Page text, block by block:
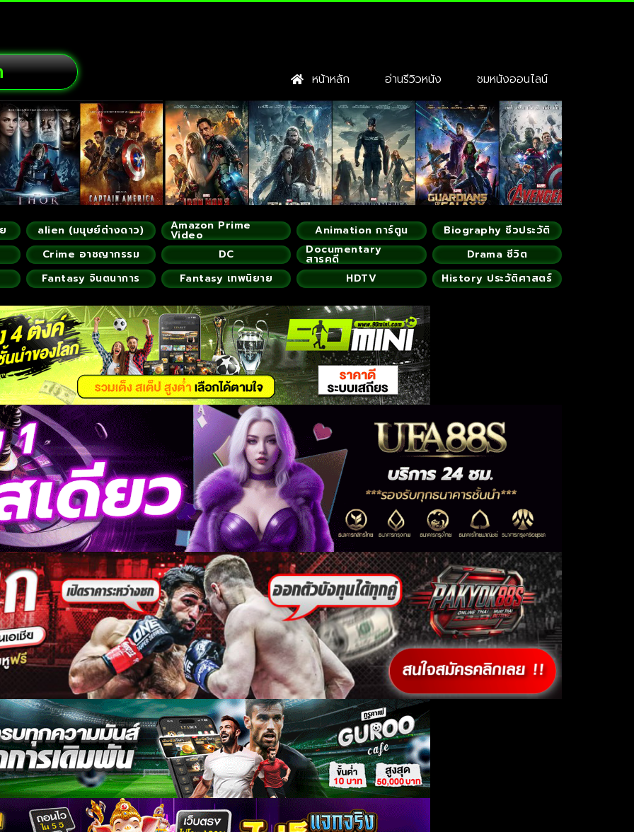
หน้าหลัก อ่านรีวิวหนัง ชมหนังออนไลน์
alien (มนุษย์ต่างดาว) Amazon Prime
Video Animation การ์ตูน
Biography ชีวประวัติ
Crime อาชญากรรม
DC Documentary
สารคดี
Drama ชีวิต
Fantasy จินตนาการ
Fantasy เทพนิยาย HDTV History ประวัติศาสตร์